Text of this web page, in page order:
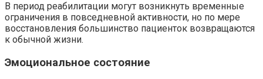
В период реабилитации могут возникнуть временные
ограничения в повседневной активности, но по мере
восстановления большинство пациенток возвращаются
к обычной жизни.
Эмоциональное состояние